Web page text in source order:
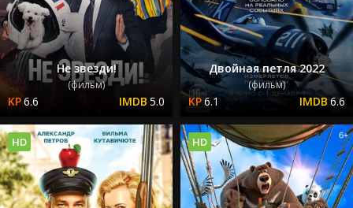
Не звезди!
(фильм)
6.6 5.0
Двойная петля 2022
(фильм)
6.1 6.6
HD HD